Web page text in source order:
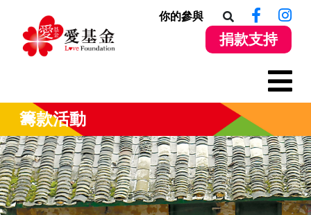
你的參與
捐款支持
籌款活動